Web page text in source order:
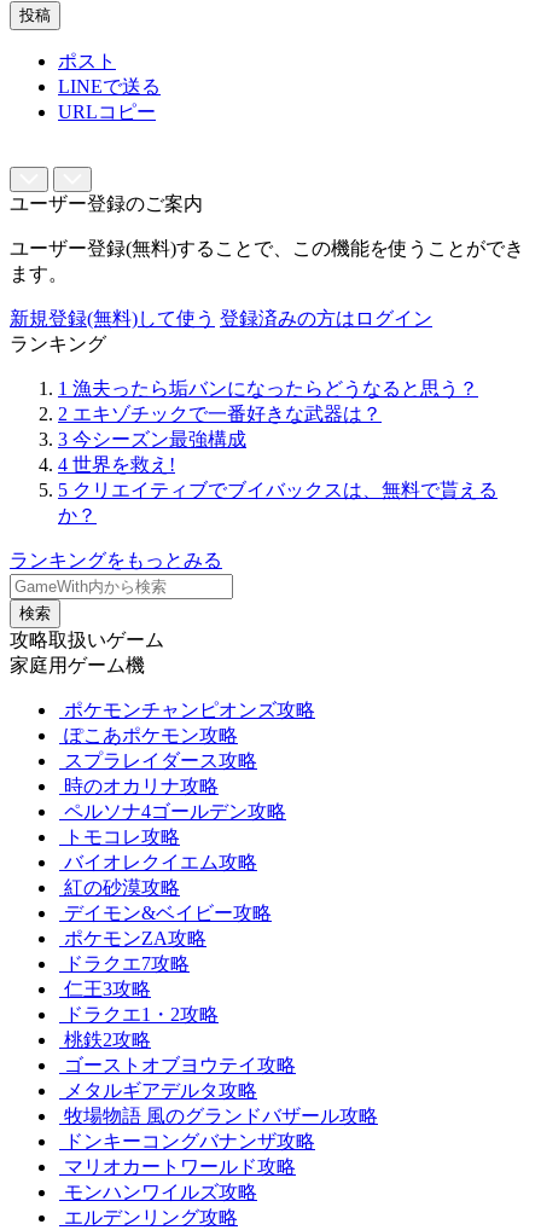
投稿
ポスト
LINEで送る
URLコピー
ユーザー登録のご案内
ユーザー登録(無料)することで、この機能を使うことができ
ます。
新規登録(無料)して使う 登録済みの方はログイン
ランキング
1 漁夫ったら垢バンになったらどうなると思う？
2 エキゾチックで一番好きな武器は？
3 今シーズン最強構成
4 世界を救え!
5 クリエイティブでブイバックスは、無料で貰える
か？
ランキングをもっとみる
検索
攻略取扱いゲーム
家庭用ゲーム機
ポケモンチャンピオンズ攻略
ぽこあポケモン攻略
スプラレイダース攻略
時のオカリナ攻略
ペルソナ4ゴールデン攻略
トモコレ攻略
バイオレクイエム攻略
紅の砂漠攻略
デイモン&ベイビー攻略
ポケモンZA攻略
ドラクエ7攻略
仁王3攻略
ドラクエ1・2攻略
桃鉄2攻略
ゴーストオブヨウテイ攻略
メタルギアデルタ攻略
牧場物語 風のグランドバザール攻略
ドンキーコングバナンザ攻略
マリオカートワールド攻略
モンハンワイルズ攻略
エルデンリング攻略